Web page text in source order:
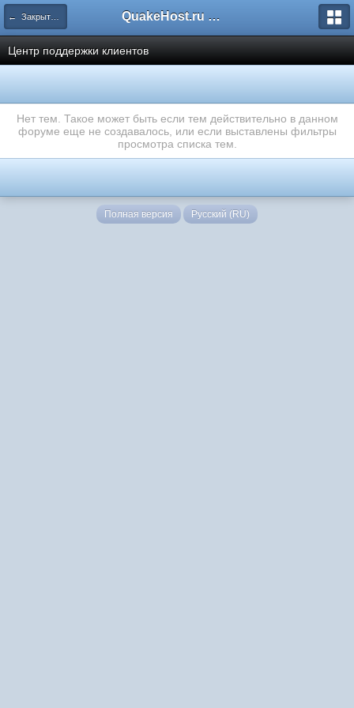
← Закрытые форумы QuakeHost.ru — Форумы
Центр поддержки клиентов
Нет тем. Такое может быть если тем действительно в данном
форуме еще не создавалось, или если выставлены фильтры
просмотра списка тем.
Полная версия Русский (RU)